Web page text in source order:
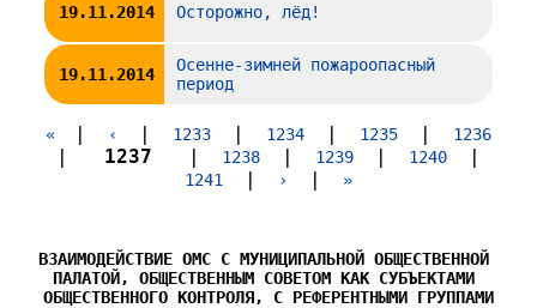
19.11.2014 Осторожно, лёд!
19.11.2014
Осенне-зимней пожароопасный
период
« | ‹ | 1233 | 1234 | 1235 | 1236
| 1237 | 1238 | 1239 | 1240 |
1241 | › | »
ВЗАИМОДЕЙСТВИЕ ОМС С МУНИЦИПАЛЬНОЙ ОБЩЕСТВЕННОЙ
ПАЛАТОЙ, ОБЩЕСТВЕННЫМ СОВЕТОМ КАК СУБЪЕКТАМИ
ОБЩЕСТВЕННОГО КОНТРОЛЯ, С РЕФЕРЕНТНЫМИ ГРУППАМИ